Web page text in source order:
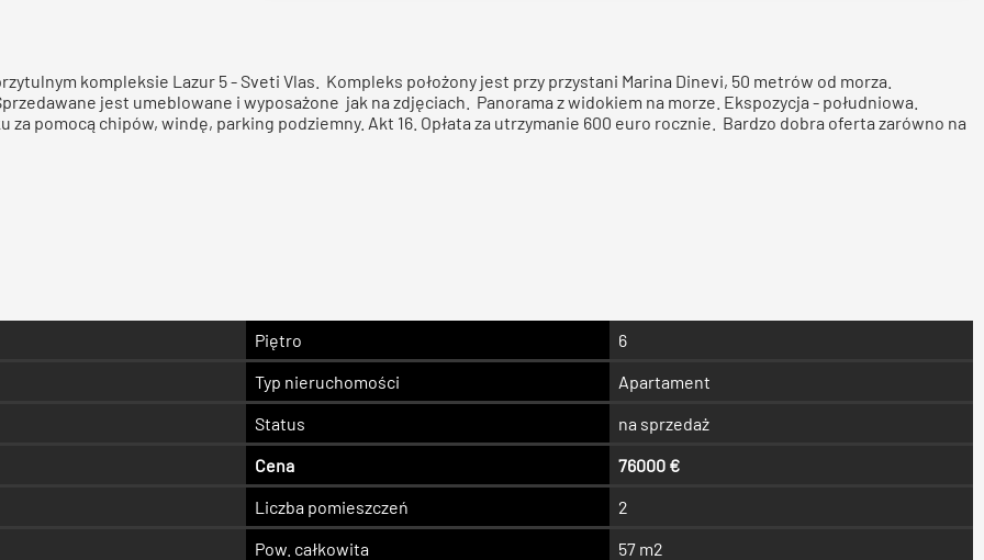
kompleksie Lazur 5 - Sveti Vlas. Kompleks położony jest przy przystani Marina Dinevi, 50 metrów od morza.
jest umeblowane i wyposażone jak na zdjęciach. Panorama z widokiem na morze. Ekspozycja - południowa.
pomocą chipów, windę, parking podziemny. Akt 16. Opłata za utrzymanie 600 euro rocznie. Bardzo dobra oferta zarówno na
Piętro
6
Typ nieruchomości
Apartament
Status
na sprzedaż
Cena
76000 €
Liczba pomieszczeń
2
Pow. całkowita
57 m2